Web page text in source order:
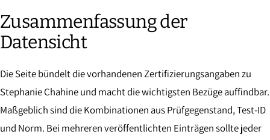
Zusammenfassung der
Datensicht
Die Seite bündelt die vorhandenen Zertifizierungsangaben zu
Stephanie Chahine und macht die wichtigsten Bezüge auffindbar.
Maßgeblich sind die Kombinationen aus Prüfgegenstand, Test-ID
und Norm. Bei mehreren veröffentlichten Einträgen sollte jeder